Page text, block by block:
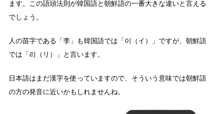
ます。この語頭法則が韓国語と朝鮮語の一番大きな違いと言える
でしょう。
人の苗字である「李」も韓国語では「이（イ）」ですが、朝鮮語
では「리（リ）」と言います。
日本語はまだ漢字を使っていますので、そういう意味では朝鮮語
の方の発音に近いかもしれませんね。